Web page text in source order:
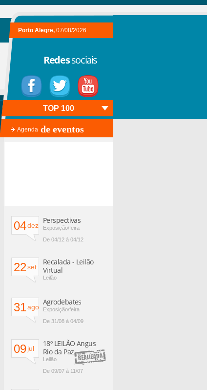
Porto Alegre, 07/08/2026
Redessociais
Agenda de eventos
TOP 100
04dez
Perspectivas
Exposição/feira
De 04/12 à 04/12
22set
Recalada - Leilão
Virtual
Leilão
31ago
Agrodebates
Exposição/feira
De 31/08 à 04/09
09jul
18º LEILÃO Angus
Rio da Paz
Leilão
De 09/07 à 11/07